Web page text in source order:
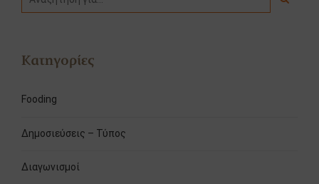
Κατηγορίες
Fooding
Δημοσιεύσεις – Τύπος
Διαγωνισμοί